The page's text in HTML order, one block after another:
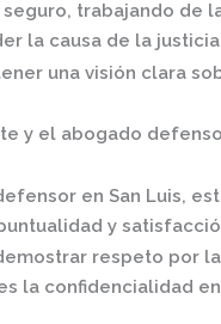
trabajando de
la causa de la
una visión clara
y el abogado
en San Luis,
y
respeto por
la confidencialidad